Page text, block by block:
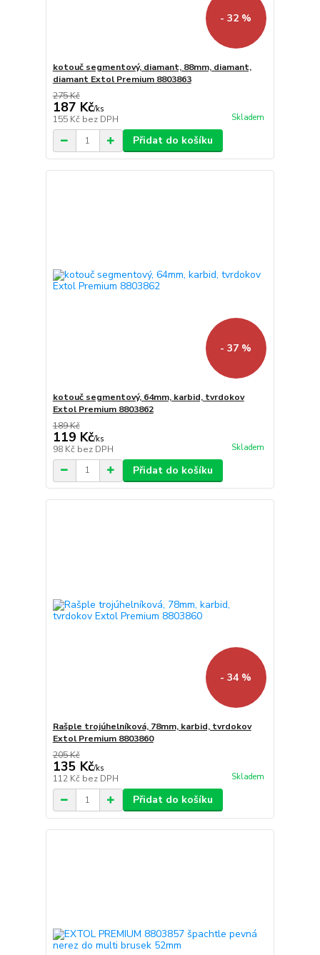
- 32 %
kotouč segmentový, diamant, 88mm, diamant,
diamant Extol Premium 8803863
275 Kč
187 Kč/ks
155 Kč bez DPH Skladem
Přidat do košíku
- 37 %
kotouč segmentový, 64mm, karbid, tvrdokov
Extol Premium 8803862
189 Kč
119 Kč/ks
98 Kč bez DPH Skladem
Přidat do košíku
- 34 %
Rašple trojúhelníková, 78mm, karbid, tvrdokov
Extol Premium 8803860
205 Kč
135 Kč/ks
112 Kč bez DPH Skladem
Přidat do košíku